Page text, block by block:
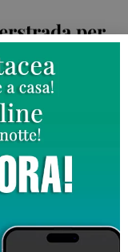
per